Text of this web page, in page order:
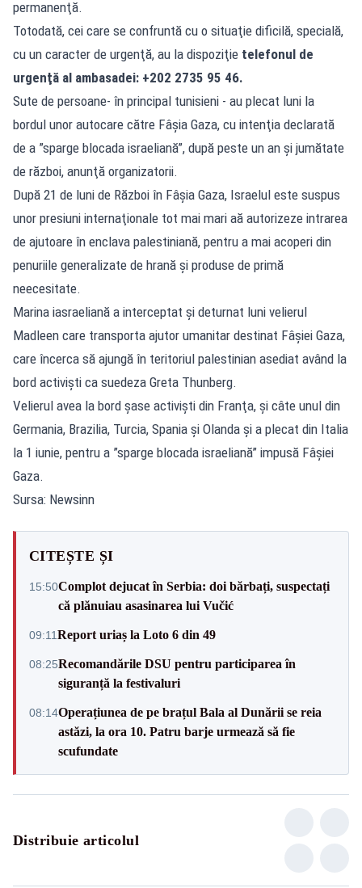
permanenţă.
Totodată, cei care se confruntă cu o situaţie dificilă, specială,
cu un caracter de urgenţă, au la dispoziţie telefonul de
urgenţă al ambasadei: +202 2735 95 46.
Sute de persoane- în principal tunisieni - au plecat luni la
bordul unor autocare către Fâşia Gaza, cu intenţia declarată
de a ”sparge blocada israeliană”, după peste un an şi jumătate
de război, anunţă organizatorii.
După 21 de luni de Război în Fâşia Gaza, Israelul este suspus
unor presiuni internaţionale tot mai mari aă autorizeze intrarea
de ajutoare în enclava palestiniană, pentru a mai acoperi din
penuriile generalizate de hrană şi produse de primă
neecesitate.
Marina iasraeliană a interceptat şi deturnat luni velierul
Madleen care transporta ajutor umanitar destinat Fâşiei Gaza,
care încerca să ajungă în teritoriul palestinian asediat având la
bord activişti ca suedeza Greta Thunberg.
Velierul avea la bord şase activişti din Franţa, şi câte unul din
Germania, Brazilia, Turcia, Spania şi Olanda şi a plecat din Italia
la 1 iunie, pentru a ”sparge blocada israeliană” impusă Fâşiei
Gaza.
Sursa: Newsinn
CITEȘTE ȘI
15:50Complot dejucat în Serbia: doi bărbați, suspectați
că plănuiau asasinarea lui Vučić
09:11Report uriaș la Loto 6 din 49
08:25Recomandările DSU pentru participarea în
siguranță la festivaluri
08:14Operațiunea de pe brațul Bala al Dunării se reia
astăzi, la ora 10. Patru barje urmează să fie
scufundate
Distribuie articolul